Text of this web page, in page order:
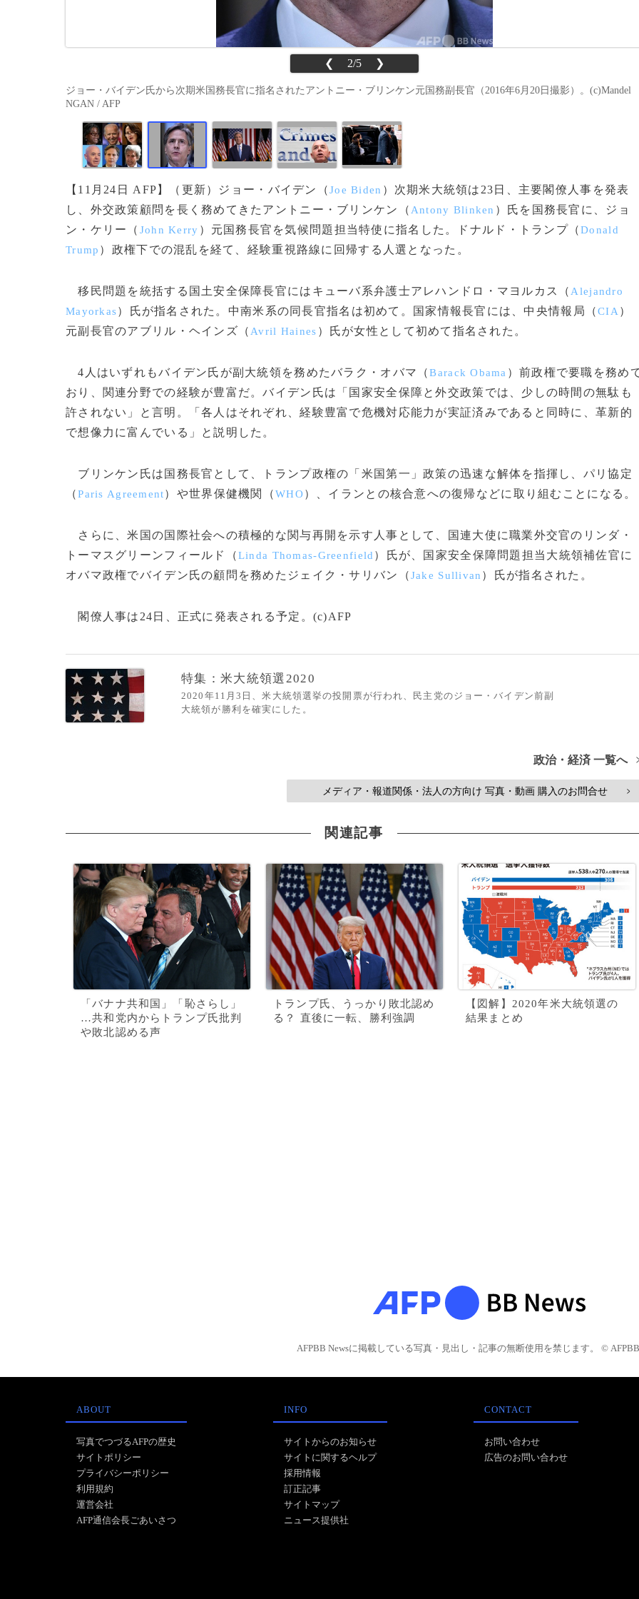
❮ 2/5 ❯
ジョー・バイデン氏から次期米国務長官に指名されたアントニー・ブリンケン元国務副長官（2016年6月20日撮影）。(c)Mandel
NGAN / AFP
【11月24日 AFP】（更新）ジョー・バイデン（Joe Biden ）次期米大統領は23日、主要閣僚人事を発表
し、外交政策顧問を長く務めてきたアントニー・ブリンケン（ Antony Blinken ）氏を国務長官に、ジョ
ン・ケリー（ John Kerry ）元国務長官を気候問題担当特使に指名した。ドナルド・トランプ（Donald
Trump ）政権下での混乱を経て、経験重視路線に回帰する人選となった。
移民問題を統括する国土安全保障長官にはキューバ系弁護士アレハンドロ・マヨルカス（ Alejandro
Mayorkas）氏が指名された。中南米系の同長官指名は初めて。国家情報長官には、中央情報局（CIA ）
元副長官のアブリル・ヘインズ（ Avril Haines ）氏が女性として初めて指名された。
4人はいずれもバイデン氏が副大統領を務めたバラク・オバマ（Barack Obama ）前政権で要職を務め
おり、関連分野での経験が豊富だ。バイデン氏は「国家安全保障と外交政策では、少しの時間の無駄も
許されない」と言明。「各人はそれぞれ、経験豊富で危機対応能力が実証済みであると同時に、革新的
で想像力に富んでいる」と説明した。
ブリンケン氏は国務長官として、トランプ政権の「米国第一」政策の迅速な解体を指揮し、パリ協定
（Paris Agreement）や世界保健機関（WHO）、イランとの核合意への復帰などに取り組むことになる。
さらに、米国の国際社会への積極的な関与再開を示す人事として、国連大使に職業外交官のリンダ・
トーマスグリーンフィールド（Linda Thomas-Greenfield ）氏が、国家安全保障問題担当大統領補佐官に
オバマ政権でバイデン氏の顧問を務めたジェイク・サリバン（Jake Sullivan ）氏が指名された。
閣僚人事は24日、正式に発表される予定。(c)AFP
特集：米大統領選2020
2020年11月3日、米大統領選挙の投開票が行われ、民主党のジョー・バイデン前副
大統領が勝利を確実にした。
政治・経済 一覧へ
メディア・報道関係・法人の方向け 写真・動画 購入のお問合せ >
関連記事
「バナナ共和国」「恥さらし」
…共和党内からトランプ氏批判
や敗北認める声
トランプ氏、うっかり敗北認め
る？ 直後に一転、勝利強調
【図解】2020年米大統領選の
結果まとめ
AFPBB Newsに掲載している写真・見出し・記事の無断使用を禁じます。 © AFPBB
ABOUT
写真でつづるAFPの歴史
サイトポリシー
プライバシーポリシー
利用規約
運営会社
AFP通信会長ごあいさつ
INFO
サイトからのお知らせ
サイトに関するヘルプ
採用情報
訂正記事
サイトマップ
ニュース提供社
CONTACT
お問い合わせ
広告のお問い合わせ